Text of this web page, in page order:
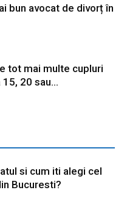
bun avocat de divorț în
tot mai multe cupluri
20 sau...
si cum iti alegi cel
Bucuresti?